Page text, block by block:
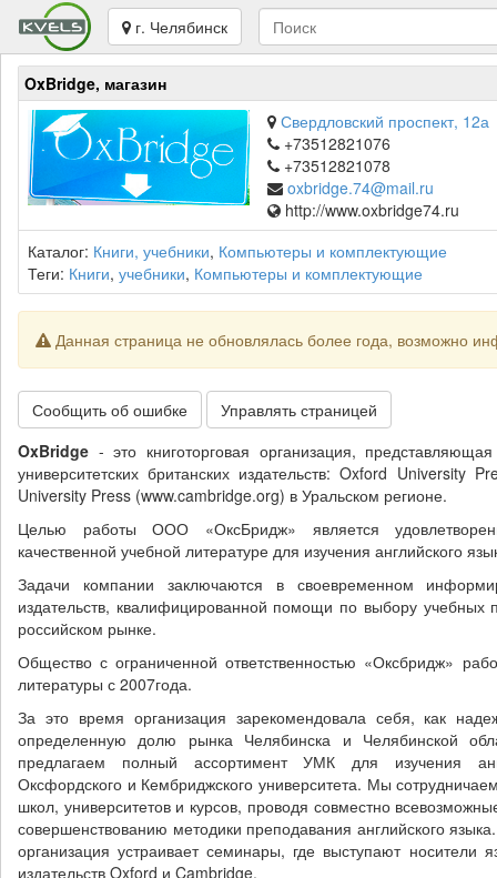
г. Челябинск
OxBridge, магазин
Свердловский проспект, 12а
+73512821076
+73512821078
oxbridge.74@mail.ru
http://www.oxbridge74.ru
Каталог: Книги, учебники, Компьютеры и комплектующие
Теги: Книги, учебники, Компьютеры и комплектующие
Данная страница не обновлялась более года, возможно
Сообщить об ошибке
Управлять страницей
OxBridge - это книготорговая организация,
университетских британских издательств: Oxford University
University Press (www.cambridge.org) в Уральском регионе.
Целью работы ООО «ОксБридж» является
качественной учебной литературе для изучения английского
Задачи компании заключаются в своевременном
издательств, квалифицированной помощи по выбору
российском рынке.
Общество с ограниченной ответственностью «Оксбридж»
литературы с 2007года.
За это время организация зарекомендовала себя, как
определенную долю рынка Челябинска и Челябинской
предлагаем полный ассортимент УМК для изучения
Оксфордского и Кембриджского университета. Мы
школ, университетов и курсов, проводя совместно
совершенствованию методики преподавания английского
организация устраивает семинары, где выступают носители
издательств Oxford и Cambridge.